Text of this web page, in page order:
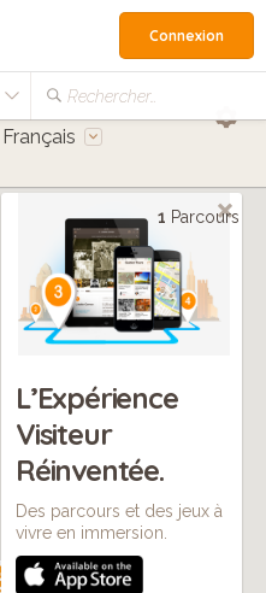
Rechercher…
Connexion
Français
1 Parcours
L’Expérience
Visiteur
Réinventée.
Des parcours et des jeux à
vivre en immersion.